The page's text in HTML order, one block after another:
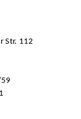
Str. 112